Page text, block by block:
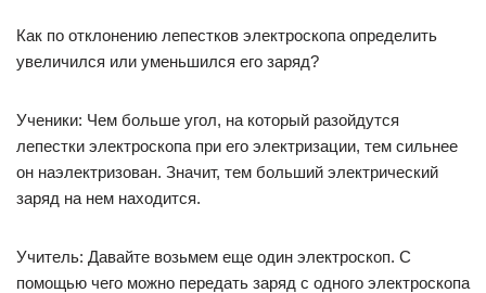
Как по отклонению лепестков электроскопа определить
увеличился или уменьшился его заряд?
Ученики: Чем больше угол, на который разойдутся
лепестки электроскопа при его электризации, тем сильнее
он наэлектризован. Значит, тем больший электрический
заряд на нем находится.
Учитель: Давайте возьмем еще один электроскоп. С
помощью чего можно передать заряд с одного электроскопа